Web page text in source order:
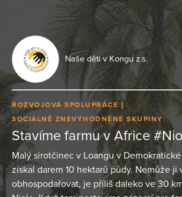
Naše děti v Kongu z.s.
ROZVOJOVÁ SPOLUPRÁCE
SOCIÁLNĚ ZNEVÝHODNĚNÉ SKUPINY
Stavíme farmu v Africe
Malý sirotčinec v Loangu v
získal darem 10 hektarů půdy. Nemůže ji
obhospodařovat, je příliš daleko ve 30